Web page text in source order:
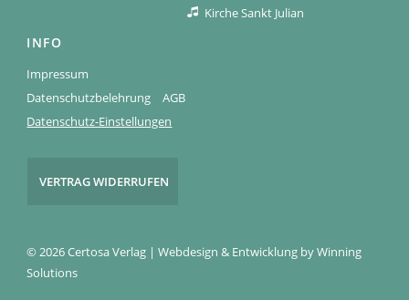
Kirche Sankt Julian
INFO
Impressum
Datenschutzbelehrung
AGB
Datenschutz-Einstellungen
VERTRAG WIDERRUFEN
© 2026 Certosa Verlag | Webdesign & Entwicklung byWinning
Solutions